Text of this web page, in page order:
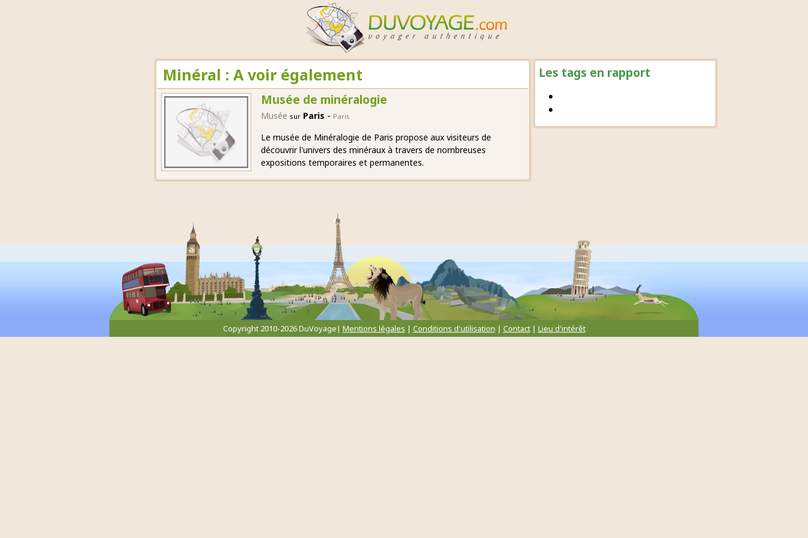
Les tags en rapport
Minéral : A voir également
Musée de minéralogie
Musée sur Paris - Paris
Le musée de Minéralogie de Paris propose aux visiteurs de
découvrir l'univers des minéraux à travers de nombreuses
expositions temporaires et permanentes.
Copyright 2010-2026 DuVoyage| Mentions légales | Conditions d'utilisation | Contact| Lieu d'intérêt